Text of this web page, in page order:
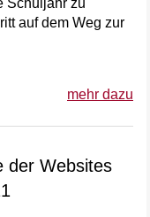
Schuljahr zu
auf dem Weg zur
mehr dazu
der Websites